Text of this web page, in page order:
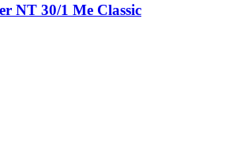
NT 30/1 Me Classic